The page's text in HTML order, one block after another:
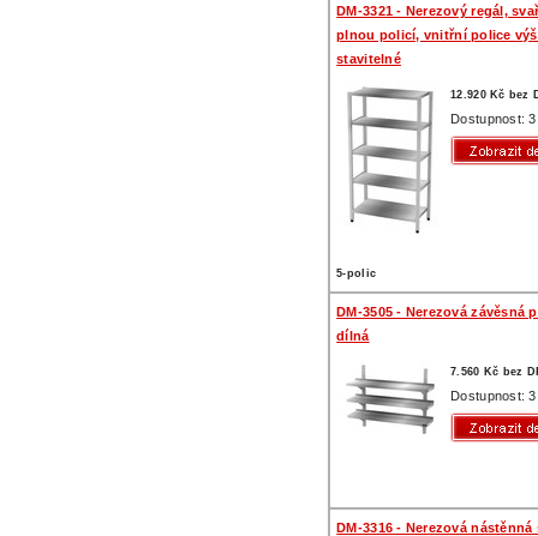
DM-3321 - Nerezový regál,
plnou policí, vnitřní police
stavitelné
12.920 Kč bez
Dostupnost:
5-polic
DM-3505 - Nerezová závěsná
dílná
7.560 Kč bez
Dostupnost:
DM-3316 - Nerezová nástěnná